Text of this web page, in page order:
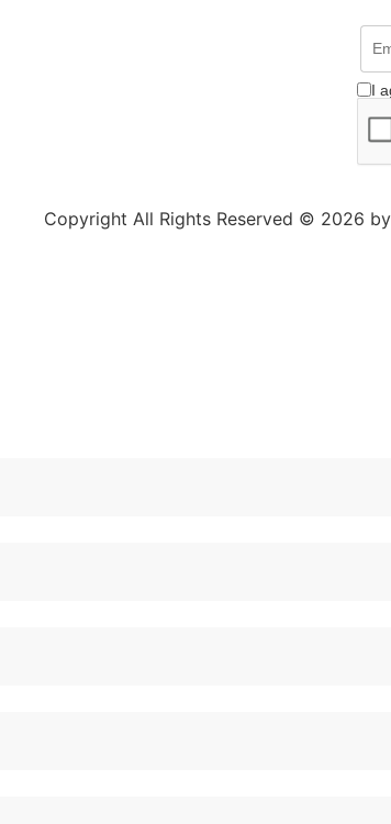
I
Copyright All Rights Reserved © 2026 by